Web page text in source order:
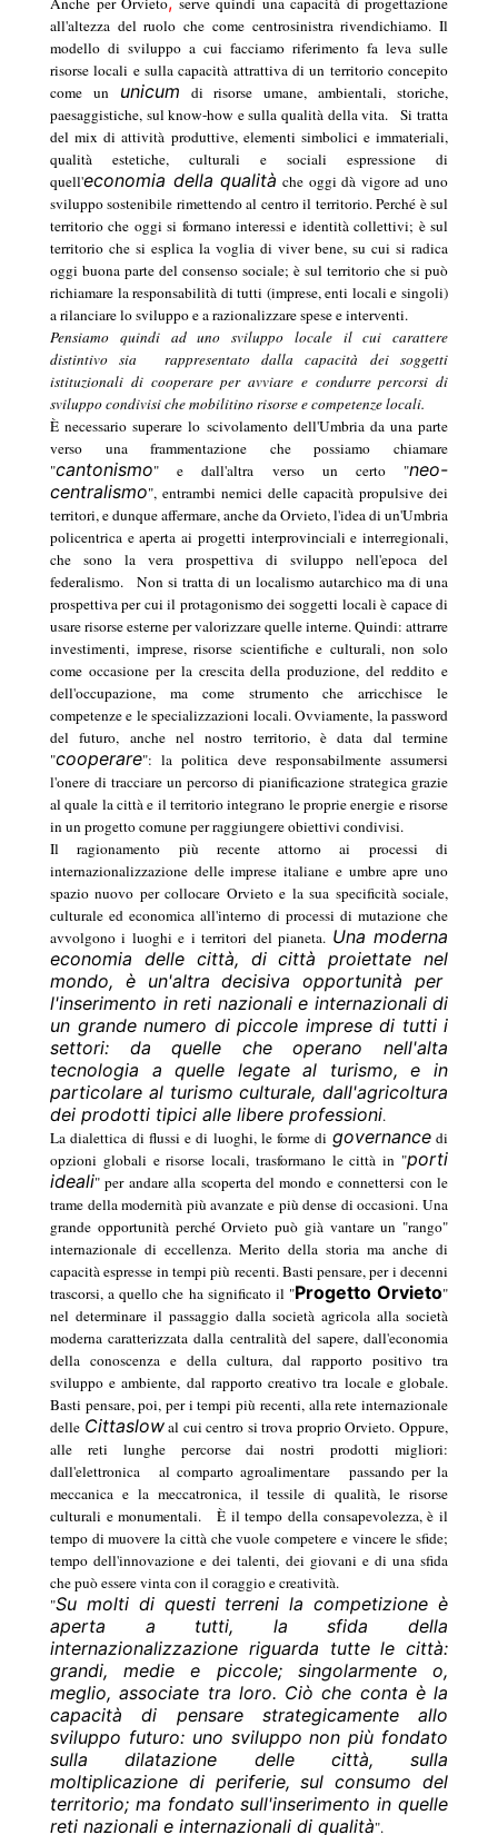
all'altezza del ruolo che come centrosinistra rivendichiamo. Il
modello di sviluppo a cui facciamo riferimento fa leva sulle
risorse locali e sulla capacità attrattiva di un territorio concepito
come un unicum di risorse umane, ambientali, storiche,
paesaggistiche, sul know-how e sulla qualità della vita.
Si tratta
del mix di attività produttive, elementi simbolici e immateriali,
qualità estetiche, culturali e sociali espressione di
quell'economia della qualità che oggi dà vigore ad uno
sviluppo sostenibile rimettendo al centro il territorio. Perché è sul
territorio che oggi si formano interessi e identità collettivi; è sul
territorio che si esplica la voglia di viver bene, su cui si radica
oggi buona parte del consenso sociale; è sul territorio che si può
richiamare la responsabilità di tutti (imprese, enti locali e singoli)
a rilanciare lo sviluppo e a razionalizzare spese e interventi.
Pensiamo quindi ad uno sviluppo locale il cui carattere
distintivo sia
rappresentato dalla capacità dei soggetti
istituzionali di cooperare per avviare e condurre percorsi di
sviluppo condivisi che mobilitino risorse e competenze locali.
È necessario superare lo scivolamento dell'Umbria da una parte
verso una frammentazione che possiamo chiamare
"cantonismo" e dall'altra verso un certo "neo-
centralismo", entrambi nemici delle capacità propulsive dei
territori, e dunque affermare, anche da Orvieto, l'idea di un'Umbria
policentrica e aperta ai progetti interprovinciali e interregionali,
che sono la vera prospettiva di sviluppo nell'epoca del
federalismo.
Non si tratta di un localismo autarchico ma di una
prospettiva per cui il protagonismo dei soggetti locali è capace di
usare risorse esterne per valorizzare quelle interne. Quindi: attrarre
investimenti, imprese, risorse scientifiche e culturali, non solo
come occasione per la crescita della produzione, del reddito e
dell'occupazione, ma come strumento che arricchisce le
competenze e le specializzazioni locali. Ovviamente, la password
del futuro, anche nel nostro territorio, è data dal termine
"cooperare": la politica deve responsabilmente assumersi
l'onere di tracciare un percorso di pianificazione strategica grazie
al quale la città e il territorio integrano le proprie energie e risorse
in un progetto comune per raggiungere obiettivi condivisi.
Il ragionamento più recente attorno ai processi di
internazionalizzazione delle imprese italiane e umbre apre uno
spazio nuovo per collocare Orvieto e la sua specificità sociale,
culturale ed economica all'interno di processi di mutazione che
avvolgono i luoghi e i territori del pianeta. Una moderna
economia delle città, di città proiettate nel
mondo, è un'altra decisiva opportunità per
l'inserimento in reti nazionali e internazionali di
un grande numero di piccole imprese di tutti i
settori: da quelle che operano nell'alta
tecnologia a quelle legate al turismo, e in
particolare al turismo culturale, dall'agricoltura
dei prodotti tipici alle libere professioni.
La dialettica di flussi e di luoghi, le forme di governancedi
opzioni globali e risorse locali, trasformano le città in "porti
ideali" per andare alla scoperta del mondo e connettersi con le
trame della modernità più avanzate e più dense di occasioni. Una
grande opportunità perché Orvieto può già vantare un "rango"
internazionale di eccellenza. Merito della storia ma anche di
capacità espresse in tempi più recenti. Basti pensare, per i decenni
trascorsi, a quello che ha significato il "Progetto Orvieto"
nel determinare il passaggio dalla società agricola alla società
moderna caratterizzata dalla centralità del sapere, dall'economia
della conoscenza e della cultura, dal rapporto positivo tra
sviluppo e ambiente, dal rapporto creativo tra locale e globale.
Basti pensare, poi, per i tempi più recenti, alla rete internazionale
delle Cittaslowal cui centro si trova proprio Orvieto. Oppure,
alle reti lunghe percorse dai nostri prodotti migliori:
dall'elettronica
al comparto agroalimentare
passando per la
meccanica e la meccatronica, il tessile di qualità, le risorse
culturali e monumentali.
È il tempo della consapevolezza, è il
tempo di muovere la città che vuole competere e vincere le sfide;
tempo dell'innovazione e dei talenti, dei giovani e di una sfida
che può essere vinta con il coraggio e creatività.
"Su molti di questi terreni la competizione è
aperta a tutti, la sfida della
internazionalizzazione riguarda tutte le città:
grandi, medie e piccole; singolarmente o,
meglio, associate tra loro. Ciò che conta è la
capacità di pensare strategicamente allo
sviluppo futuro: uno sviluppo non più fondato
sulla dilatazione delle città, sulla
moltiplicazione di periferie, sul consumo del
territorio; ma fondato sull'inserimento in quelle
reti nazionali e internazionali di qualità".